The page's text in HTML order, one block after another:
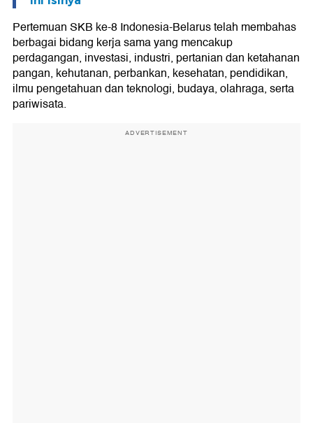
Pertemuan SKB ke-8 Indonesia-Belarus telah membahas
berbagai bidang kerja sama yang mencakup
perdagangan, investasi, industri, pertanian dan ketahanan
pangan, kehutanan, perbankan, kesehatan, pendidikan,
ilmu pengetahuan dan teknologi, budaya, olahraga, serta
pariwisata.
ADVERTISEMENT